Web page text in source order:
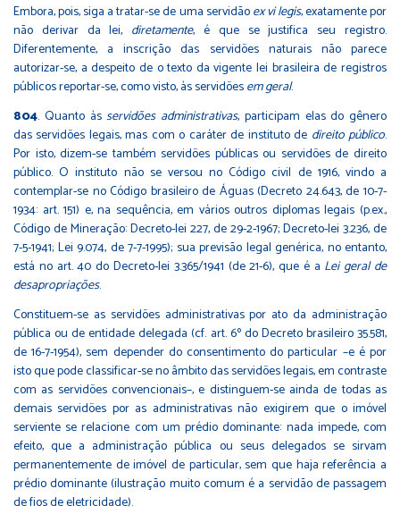
Embora, pois, siga a tratar-se de uma servidãoex vi legis, exatamente por
não derivar da lei, diretamente, é que se justifica seu registro.
Diferentemente, a inscrição das servidões naturais não parece
autorizar-se, a despeito de o texto da vigente lei brasileira de registros
públicos reportar-se, como visto, às servidõesem geral.
804. Quanto àsservidões administrativas, participam elas do gênero
das servidões legais, mas com o caráter de instituto de direito público.
Por isto, dizem-se também servidões públicas ou servidões de direito
público. O instituto não se versou no Código civil de 1916, vindo a
contemplar-se no Código brasileiro de Águas (Decreto 24.643, de 10-7-
1934: art. 151) e, na sequência, em vários outros diplomas legais (p.ex.,
Código de Mineração: Decreto-lei 227, de 29-2-1967; Decreto-lei 3.236, de
7-5-1941; Lei 9.074, de 7-7-1995); sua previsão legal genérica, no entanto,
está no art. 40 do Decreto-lei 3.365/1941 (de 21-6), que é a Lei geral de
desapropriações.
Constituem-se as servidões administrativas por ato da administração
pública ou de entidade delegada (cf. art. 6º do Decreto brasileiro 35.581,
de 16-7-1954), sem depender do consentimento do particular –e é por
isto que pode classificar-se no âmbito das servidões legais, em contraste
com as servidões convencionais–, e distinguem-se ainda de todas as
demais servidões por as administrativas não exigirem que o imóvel
serviente se relacione com um prédio dominante: nada impede, com
efeito, que a administração pública ou seus delegados se sirvam
permanentemente de imóvel de particular, sem que haja referência a
prédio dominante (ilustração muito comum é a servidão de passagem
de fios de eletricidade).